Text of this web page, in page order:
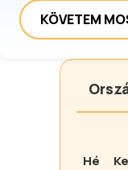
KÖVETEM
Hé
Ke